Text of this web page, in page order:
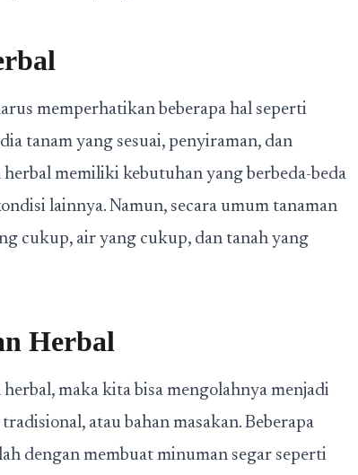
memperhatikan beberapa hal seperti
tanam yang sesuai, penyiraman, dan
memiliki kebutuhan yang berbeda-beda
lainnya. Namun, secara umum tanaman
cukup, air yang cukup, dan tanah yang
Herbal
maka kita bisa mengolahnya menjadi
atau bahan masakan. Beberapa
dengan membuat minuman segar seperti